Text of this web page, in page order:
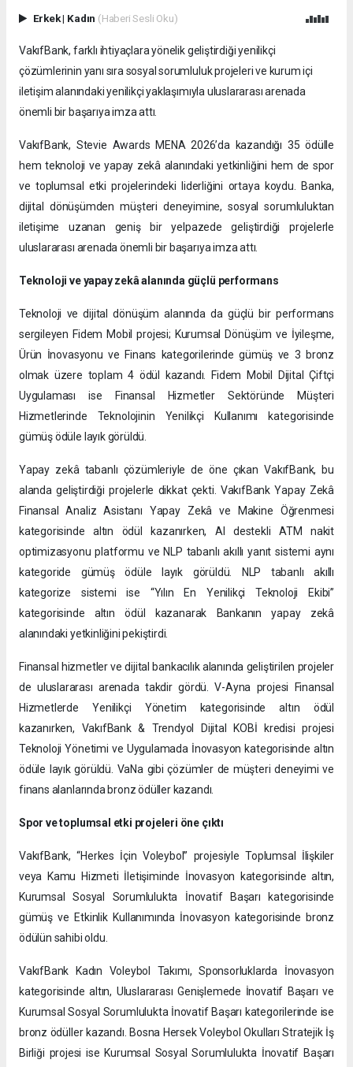
Erkek| Kadın (Haberi Sesli Oku)
VakıfBank, farklı ihtiyaçlara yönelik geliştirdiği yenilikçi
çözümlerinin yanı sıra sosyal sorumluluk projeleri ve kurum içi
iletişim alanındaki yenilikçi yaklaşımıyla uluslararası arenada
önemli bir başarıya imza attı.
VakıfBank, Stevie Awards MENA 2026’da kazandığı 35 ödülle
hem teknoloji ve yapay zekâ alanındaki yetkinliğini hem de spor
ve toplumsal etki projelerindeki liderliğini ortaya koydu. Banka,
dijital dönüşümden müşteri deneyimine, sosyal sorumluluktan
iletişime uzanan geniş bir yelpazede geliştirdiği projelerle
uluslararası arenada önemli bir başarıya imza attı.
Teknoloji ve yapay zekâ alanında güçlü performans
Teknoloji ve dijital dönüşüm alanında da güçlü bir performans
sergileyen Fidem Mobil projesi; Kurumsal Dönüşüm ve İyileşme,
Ürün İnovasyonu ve Finans kategorilerinde gümüş ve 3 bronz
olmak üzere toplam 4 ödül kazandı. Fidem Mobil Dijital Çiftçi
Uygulaması ise Finansal Hizmetler Sektöründe Müşteri
Hizmetlerinde Teknolojinin Yenilikçi Kullanımı kategorisinde
gümüş ödüle layık görüldü.
Yapay zekâ tabanlı çözümleriyle de öne çıkan VakıfBank, bu
alanda geliştirdiği projelerle dikkat çekti. VakıfBank Yapay Zekâ
Finansal Analiz Asistanı Yapay Zekâ ve Makine Öğrenmesi
kategorisinde altın ödül kazanırken, AI destekli ATM nakit
optimizasyonu platformu ve NLP tabanlı akıllı yanıt sistemi aynı
kategoride gümüş ödüle layık görüldü. NLP tabanlı akıllı
kategorize sistemi ise “Yılın En Yenilikçi Teknoloji Ekibi”
kategorisinde altın ödül kazanarak Bankanın yapay zekâ
alanındaki yetkinliğini pekiştirdi.
Finansal hizmetler ve dijital bankacılık alanında geliştirilen projeler
de uluslararası arenada takdir gördü. V-Ayna projesi Finansal
Hizmetlerde Yenilikçi Yönetim kategorisinde altın ödül
kazanırken, VakıfBank & Trendyol Dijital KOBİ kredisi projesi
Teknoloji Yönetimi ve Uygulamada İnovasyon kategorisinde altın
ödüle layık görüldü. VaNa gibi çözümler de müşteri deneyimi ve
finans alanlarında bronz ödüller kazandı.
Spor ve toplumsal etki projeleri öne çıktı
VakıfBank, “Herkes İçin Voleybol” projesiyle Toplumsal İlişkiler
veya Kamu Hizmeti İletişiminde İnovasyon kategorisinde altın,
Kurumsal Sosyal Sorumlulukta İnovatif Başarı kategorisinde
gümüş ve Etkinlik Kullanımında İnovasyon kategorisinde bronz
ödülün sahibi oldu.
VakıfBank Kadın Voleybol Takımı, Sponsorluklarda İnovasyon
kategorisinde altın, Uluslararası Genişlemede İnovatif Başarı ve
Kurumsal Sosyal Sorumlulukta İnovatif Başarı kategorilerinde ise
bronz ödüller kazandı. Bosna Hersek Voleybol Okulları Stratejik İş
Birliği projesi ise Kurumsal Sosyal Sorumlulukta İnovatif Başarı